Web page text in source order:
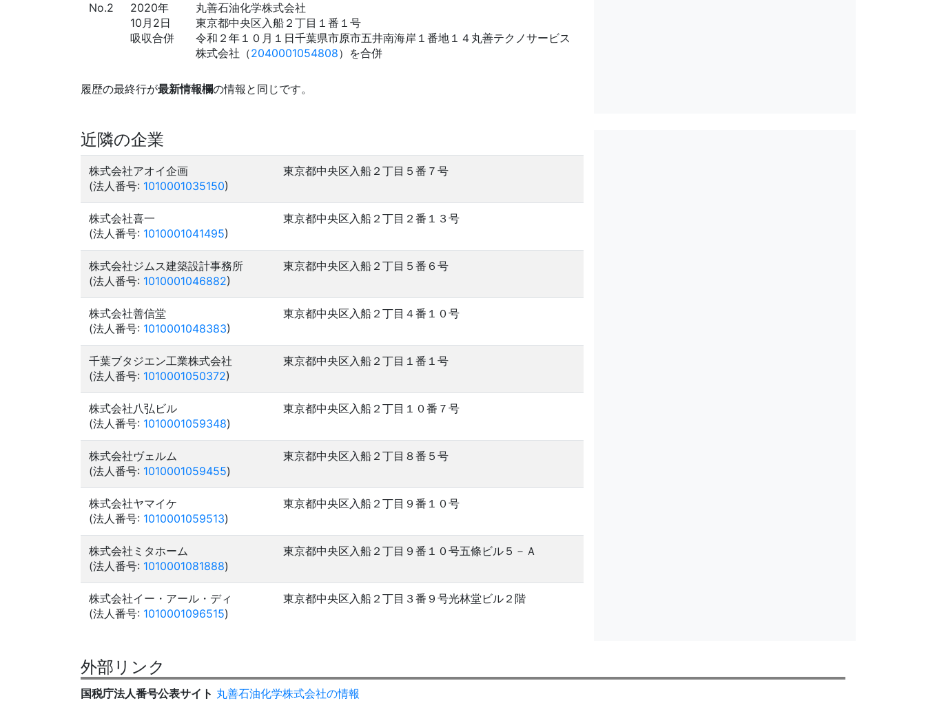
No.2
2020年
10月2日
吸収合併
丸善石油化学株式会社
東京都中央区入船２丁目１番１号
令和２年１０月１日千葉県市原市五井南海岸１番地１４丸善テクノサービス
株式会社（2040001054808）を合併
履歴の最終行が最新情報欄の情報と同じです。
近隣の企業
株式会社アオイ企画
(法人番号: 1010001035150)
東京都中央区入船２丁目５番７号
株式会社喜一
(法人番号: 1010001041495)
東京都中央区入船２丁目２番１３号
株式会社ジムス建築設計事務所
(法人番号: 1010001046882)
東京都中央区入船２丁目５番６号
株式会社善信堂
(法人番号: 1010001048383)
東京都中央区入船２丁目４番１０号
千葉ブタジエン工業株式会社
(法人番号: 1010001050372)
東京都中央区入船２丁目１番１号
株式会社八弘ビル
(法人番号: 1010001059348)
東京都中央区入船２丁目１０番７号
株式会社ヴェルム
(法人番号: 1010001059455)
東京都中央区入船２丁目８番５号
株式会社ヤマイケ
(法人番号: 1010001059513)
東京都中央区入船２丁目９番１０号
株式会社ミタホーム
(法人番号: 1010001081888)
東京都中央区入船２丁目９番１０号五條ビル５－Ａ
株式会社イー・アール・ディ
(法人番号: 1010001096515)
東京都中央区入船２丁目３番９号光林堂ビル２階
外部リンク
国税庁法人番号公表サイト 丸善石油化学株式会社の情報